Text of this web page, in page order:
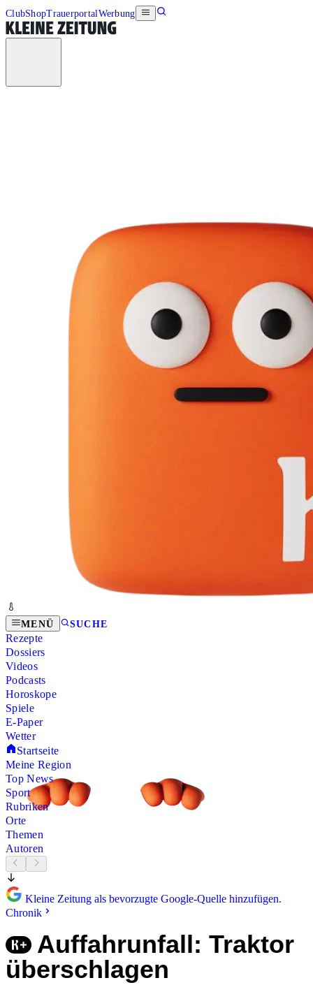
ClubShopTrauerportalWerbung
MENÜ SUCHE
Rezepte
Dossiers
Videos
Podcasts
Horoskope
Spiele
E-Paper
Wetter
Startseite
Meine Region
Top News
Sport
Rubriken
Orte
Themen
Autoren
Kleine Zeitung als bevorzugte Google-Quelle hinzufügen.
Chronik
Auffahrunfall: Traktor
überschlagen